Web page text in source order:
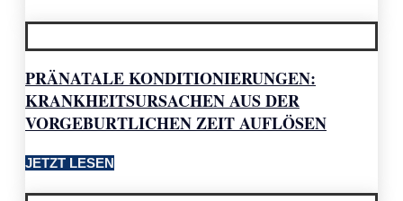
PRÄNATALE KONDITIONIERUNGEN:
KRANKHEITSURSACHEN AUS DER
VORGEBURTLICHEN ZEIT AUFLÖSEN
JETZT LESEN